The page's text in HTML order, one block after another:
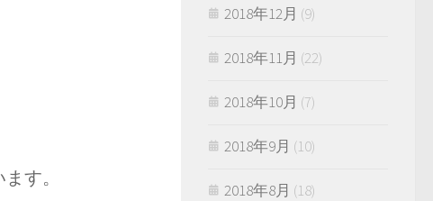
す。
2018年12月 (9)
2018年11月 (22)
2018年10月 (7)
2018年9月 (10)
2018年8月 (18)